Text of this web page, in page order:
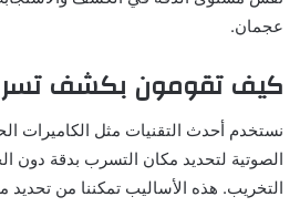
عجمان.
كيف تقومون بكشف
نستخدم أحدث التقنيات مثل الكاميرات
الصوتية لتحديد مكان التسرب بدقة دون
التخريب. هذه الأساليب تمكننا من